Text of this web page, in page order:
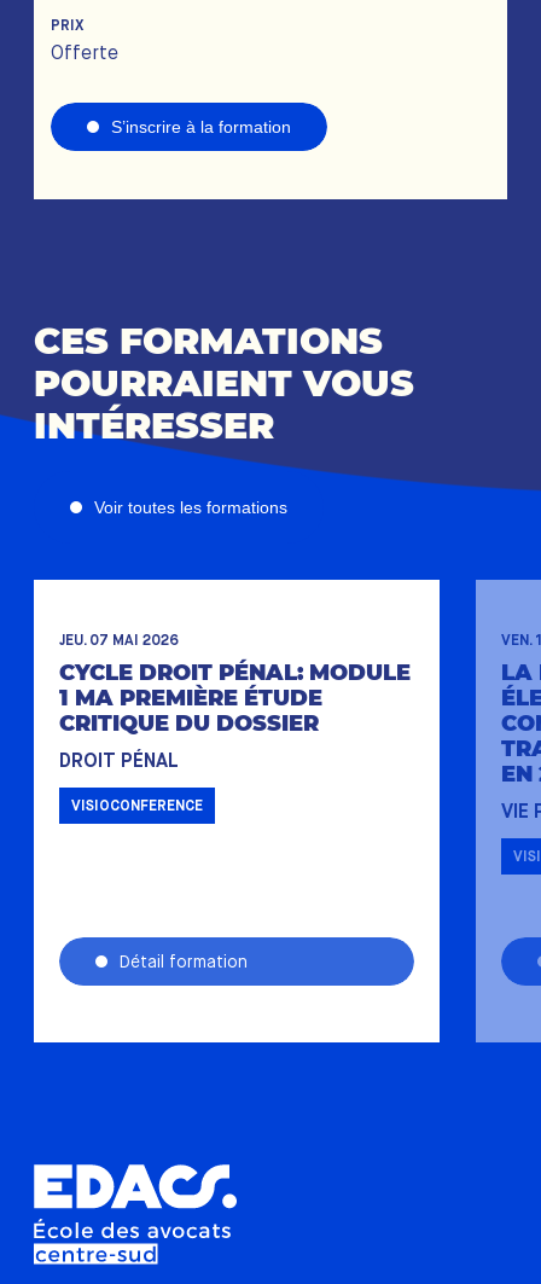
PRIX
Offerte
S’inscrire à la formation
CES FORMATIONS
POURRAIENT VOUS
INTÉRESSER
Voir toutes les formations
JEU. 07 MAI 2026
CYCLE DROIT PÉNAL: MODULE
1 MA PREMIÈRE ÉTUDE
CRITIQUE DU DOSSIER
DROIT PÉNAL
VISIOCONFERENCE
Détail formation
VEN.
LA
EN
VIE